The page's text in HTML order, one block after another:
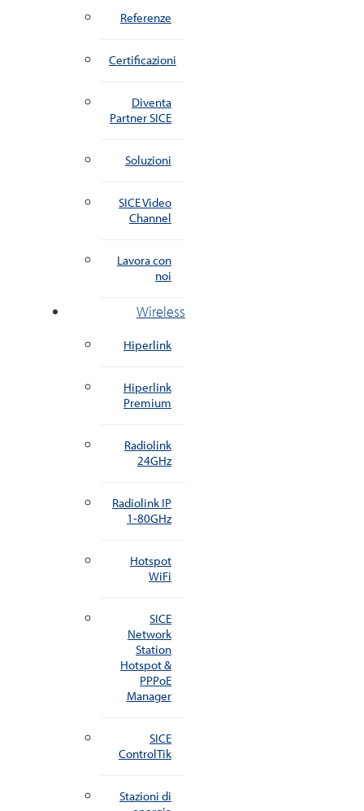
Referenze
Certificazioni
Diventa
Partner SICE
Soluzioni
SICE Video
Channel
Lavora con
noi
Wireless
Hiperlink
Hiperlink
Premium
Radiolink
24GHz
Radiolink IP
1-80GHz
Hotspot
WiFi
SICE
Network
Station
Hotspot &
PPPoE
Manager
SICE
ControlTik
Stazioni di